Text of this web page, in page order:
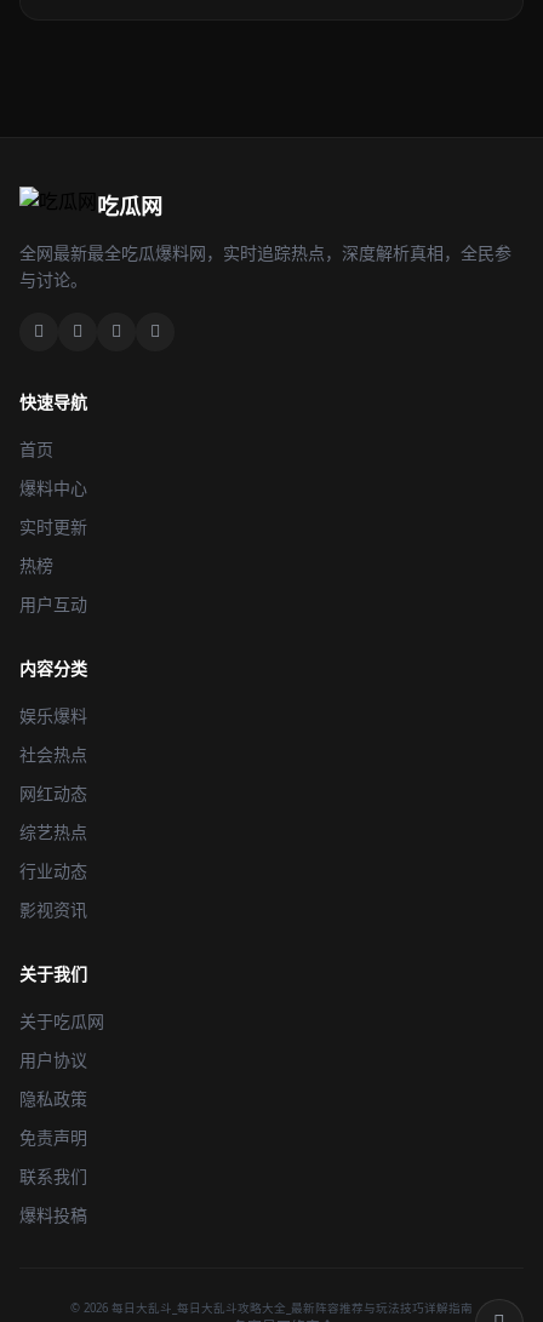
吃瓜网
全网最新最全吃瓜爆料网，实时追踪热点，深度解析真相，全民参
与讨论。
快速导航
首页
爆料中心
实时更新
热榜
用户互动
内容分类
娱乐爆料
社会热点
网红动态
综艺热点
行业动态
影视资讯
关于我们
关于吃瓜网
用户协议
隐私政策
免责声明
联系我们
爆料投稿
© 2026 每日大乱斗_每日大乱斗攻略大全_最新阵容推荐与玩法技巧详解指南